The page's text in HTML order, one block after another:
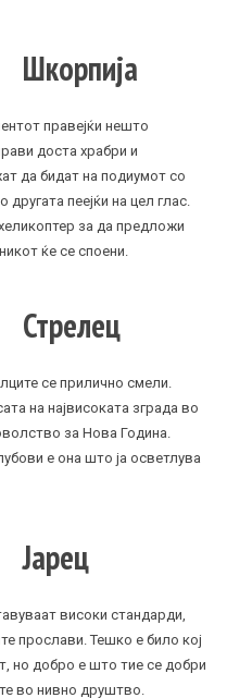
Шкорпија
правејќи нешто
доста храбри и
да бидат на подиумот со
пеејќи на цел глас.
за да предложи
ќе се споени.
Стрелец
се прилично смели.
на највисоката зграда во
за Нова Година.
е она што ја осветлува
Јарец
високи стандарди,
прослави. Тешко е било кој
но добро е што тие се добри
во нивно друштво.